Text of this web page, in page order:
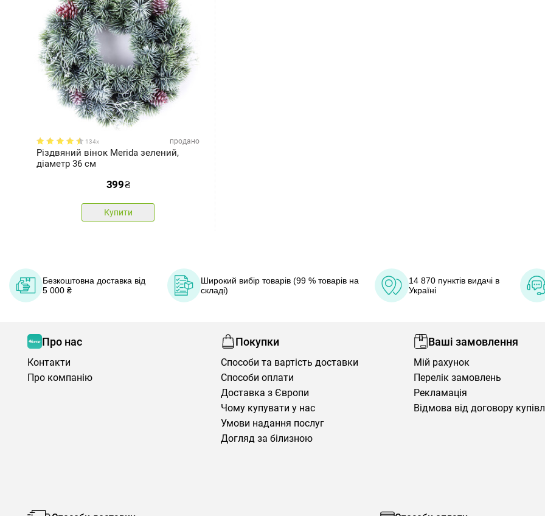
134x продано
Різдвяний вінок Merida зелений,
діаметр 36 см
399₴
Купити
Безкоштовна доставка від
5 000 ₴
Широкий вибір товарів (99 % товарів на
складі)
14 870 пунктів видачі в
Україні
Про нас
Контакти
Про компанію
Покупки
Способи та вартість доставки
Способи оплати
Доставка з Європи
Чому купувати у нас
Умови надання послуг
Догляд за білизною
Ваші замовлення
Мій рахунок
Перелік замовлень
Рекламація
Відмова від договору